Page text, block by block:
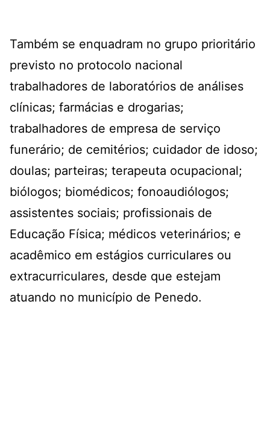
Também se enquadram no grupo prioritário
previsto no protocolo nacional
trabalhadores de laboratórios de análises
clínicas; farmácias e drogarias;
trabalhadores de empresa de serviço
funerário; de cemitérios; cuidador de idoso;
doulas; parteiras; terapeuta ocupacional;
biólogos; biomédicos; fonoaudiólogos;
assistentes sociais; profissionais de
Educação Física; médicos veterinários; e
acadêmico em estágios curriculares ou
extracurriculares, desde que estejam
atuando no município de Penedo.